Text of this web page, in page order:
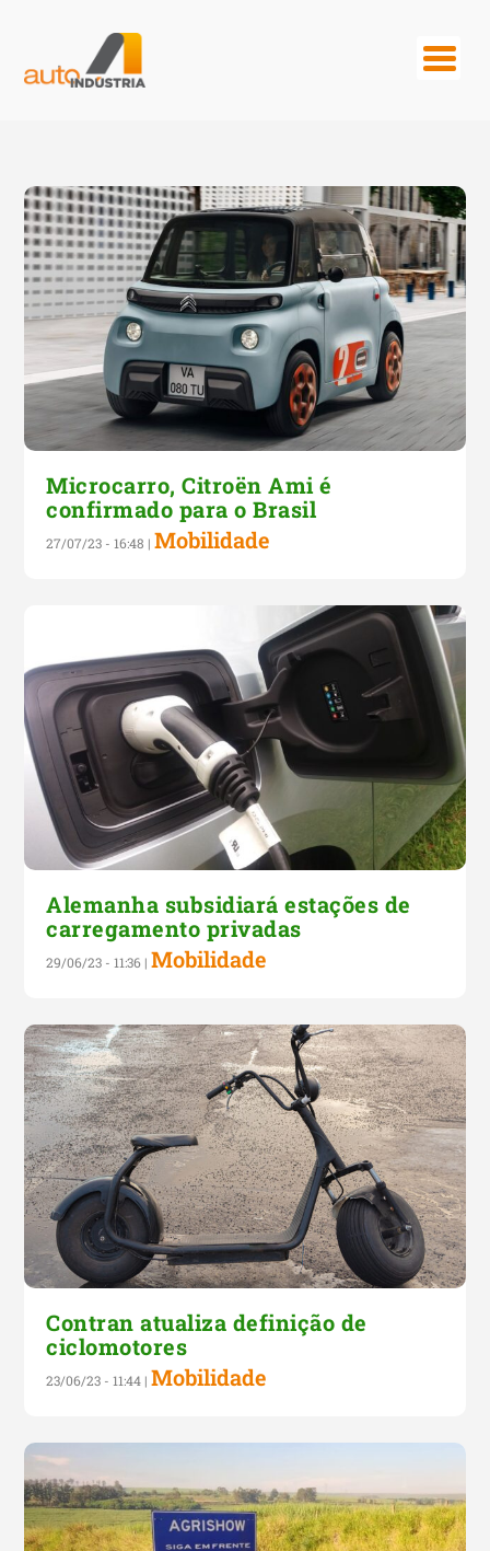
Microcarro, Citroën Ami é
confirmado para o Brasil
27/07/23 - 16:48 |Mobilidade
Alemanha subsidiará estações de
carregamento privadas
29/06/23 - 11:36 |Mobilidade
Contran atualiza definição de
ciclomotores
23/06/23 - 11:44 |Mobilidade